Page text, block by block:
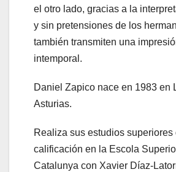
el otro lado, gracias a la
y sin pretensiones de los
también transmiten una
intemporal.
Daniel Zapico nace en 1983 en
Asturias.
Realiza sus estudios superiores
calificación en la Escola
Catalunya con Xavier Díaz-